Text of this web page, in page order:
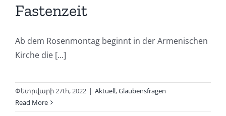
Fastenzeit
Ab dem Rosenmontag beginnt in der Armenischen
Kirche die [...]
Փետրվարի 27th, 2022 | Aktuell,Glaubensfragen
Read More